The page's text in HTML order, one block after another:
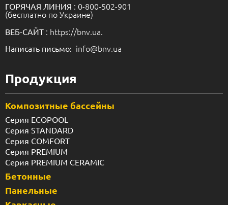
ГОРЯЧАЯ ЛИНИЯ : 0-800-502-901
(бесплатно по Украине)
ВЕБ-САЙТ : https://bnv.ua.
Написать письмо: info@bnv.ua
Продукция
Композитные бассейны
Серия ECOPOOL
Серия STANDARD
Серия COMFORT
Серия PREMIUM
Серия PREMIUM CERAMIC
Бетонные
Панельные